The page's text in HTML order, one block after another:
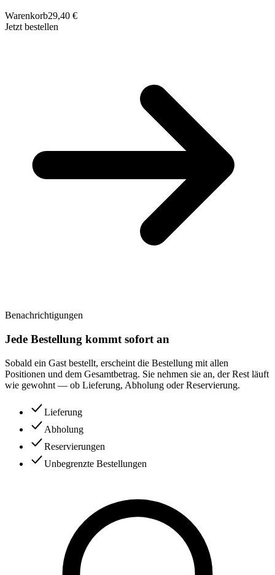
Warenkorb29,40 €
Jetzt bestellen
Benachrichtigungen
Jede Bestellung kommt sofort an
Sobald ein Gast bestellt, erscheint die Bestellung mit allen
Positionen und dem Gesamtbetrag. Sie nehmen sie an, der Rest läuft
wie gewohnt — ob Lieferung, Abholung oder Reservierung.
Lieferung
Abholung
Reservierungen
Unbegrenzte Bestellungen